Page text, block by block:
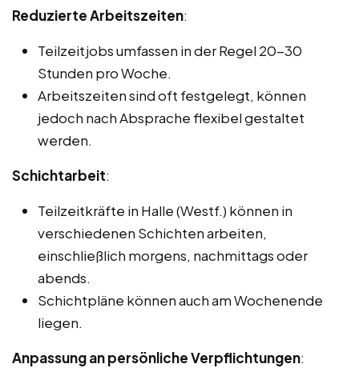
Reduzierte Arbeitszeiten:
Teilzeitjobs umfassen in der Regel 20-30
Stunden pro Woche.
Arbeitszeiten sind oft festgelegt, können
jedoch nach Absprache flexibel gestaltet
werden.
Schichtarbeit:
Teilzeitkräfte in Halle (Westf.) können in
verschiedenen Schichten arbeiten,
einschließlich morgens, nachmittags oder
abends.
Schichtpläne können auch am Wochenende
liegen.
Anpassung an persönliche Verpflichtungen: